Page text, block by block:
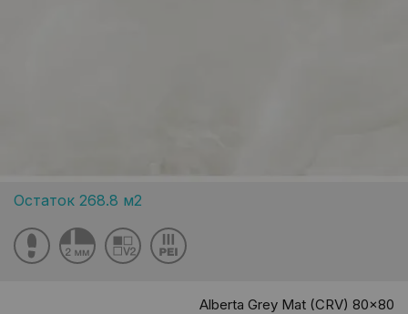
Остаток 268.8 м2
Alberta Grey Mat (CRV) 80x80